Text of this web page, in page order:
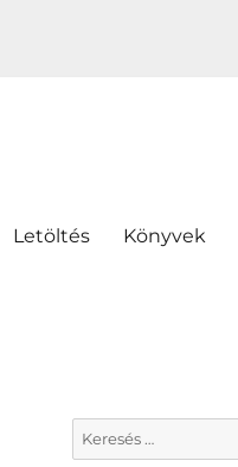
Letöltés Könyvek
Keresés
a